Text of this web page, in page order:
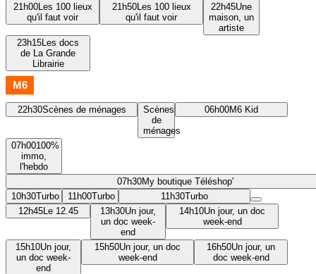
21h00Les 100 lieux
qu'il faut voir
21h50Les 100 lieux
qu'il faut voir
22h45Une
maison, un
artiste
23h15Les docs
de La Grande
Librairie
22h30Scènes de ménages
Scènes
de
ménages
06h00M6 Kid
07h00100%
immo,
l'hebdo
07h30My boutique Téléshop'
10h30Turbo 11h00Turbo 11h30Turbo
12h45Le 12.45 13h30Un jour,
un doc week-
end
14h10Un jour, un doc
week-end
15h10Un jour,
un doc week-
end
15h50Un jour, un doc
week-end
16h50Un jour, un
doc week-end